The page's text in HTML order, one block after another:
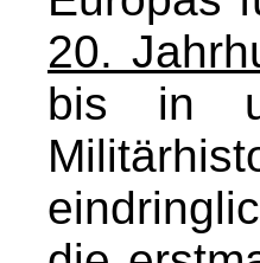
20.
bis in